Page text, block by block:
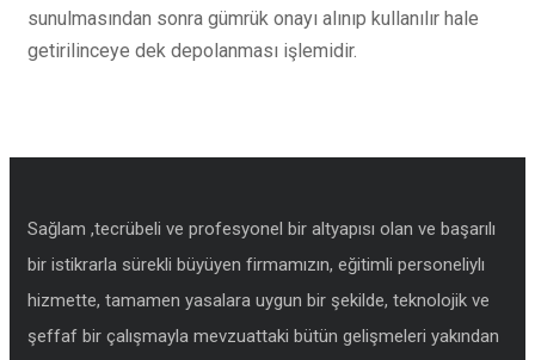
sunulmasından sonra gümrük onayı alınıp kullanılır hale
getirilinceye dek depolanması işlemidir.
Sağlam ,tecrübeli ve profesyonel bir altyapısı olan ve başarılı
bir istikrarla sürekli büyüyen firmamızın, eğitimli personeliylı
hizmette, tamamen yasalara uygun bir şekilde, teknolojik ve
şeffaf bir çalışmayla mevzuattaki bütün gelişmeleri yakından